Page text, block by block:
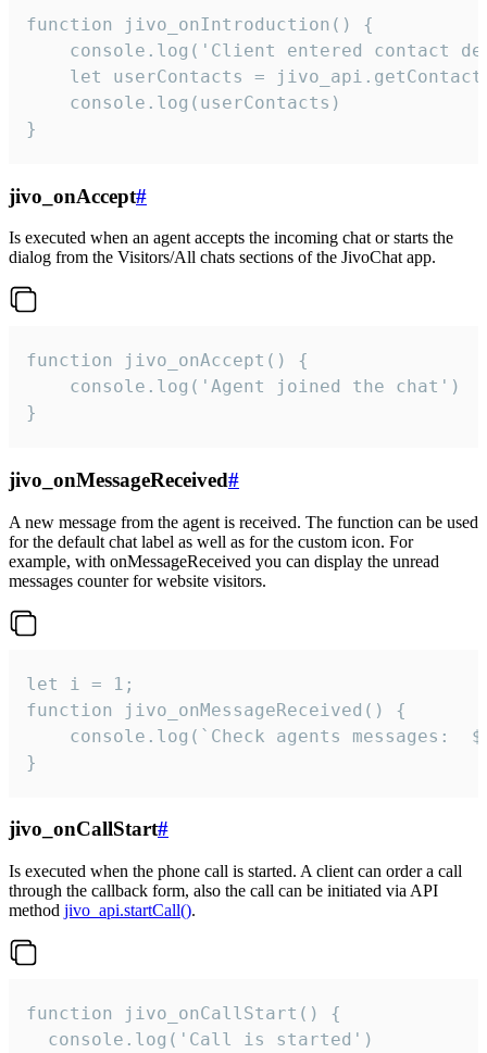
function jivo_onIntroduction() {
console.log('Client entered contact
let userContacts =
    console.log(userContacts)
}
jivo_onAccept#
Is executed when an agent accepts the incoming chat or starts the
dialog from the Visitors/All chats sections of the JivoChat app.
function jivo_onAccept() {
}
jivo_onMessageReceived#
A new message from the agent is received. The function can be used
for the default chat label as well as for the custom icon. For
example, with onMessageReceived you can display the unread
messages counter for website visitors.
let i = 1;
function jivo_onMessageReceived() {
}
jivo_onCallStart#
Is executed when the phone call is started. A client can order a call
through the callback form, also the call can be initiated via API
method jivo_api.startCall().
function jivo_onCallStart() {
  console.log('Call is started')